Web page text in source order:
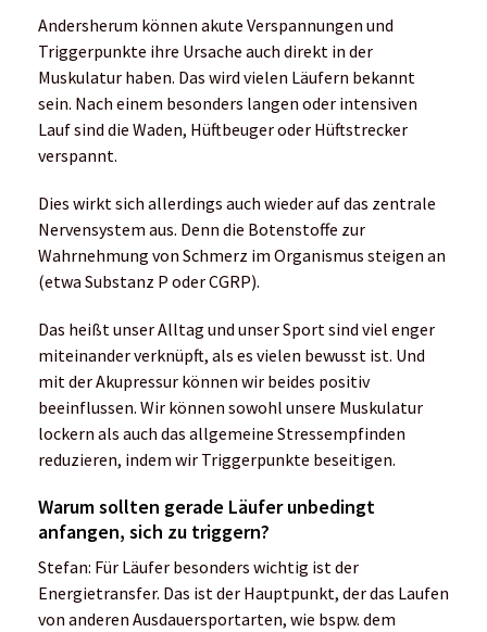
Andersherum können akute Verspannungen und
Triggerpunkte ihre Ursache auch direkt in der
Muskulatur haben. Das wird vielen Läufern bekannt
sein. Nach einem besonders langen oder intensiven
Lauf sind die Waden, Hüftbeuger oder Hüftstrecker
verspannt.
Dies wirkt sich allerdings auch wieder auf das zentrale
Nervensystem aus. Denn die Botenstoffe zur
Wahrnehmung von Schmerz im Organismus steigen an
(etwa Substanz P oder CGRP).
Das heißt unser Alltag und unser Sport sind viel enger
miteinander verknüpft, als es vielen bewusst ist. Und
mit der Akupressur können wir beides positiv
beeinflussen. Wir können sowohl unsere Muskulatur
lockern als auch das allgemeine Stressempfinden
reduzieren, indem wir Triggerpunkte beseitigen.
Warum sollten gerade Läufer unbedingt
anfangen, sich zu triggern?
Stefan: Für Läufer besonders wichtig ist der
Energietransfer. Das ist der Hauptpunkt, der das Laufen
von anderen Ausdauersportarten, wie bspw. dem